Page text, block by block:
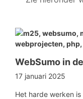
WebSumo in
17 januari 2025
Het harde werken